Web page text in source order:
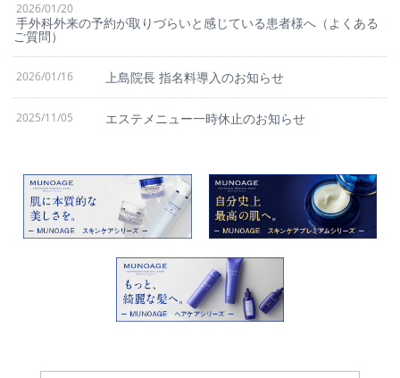
2026/01/20
手外科外来の予約が取りづらいと感じている患者様へ（よくある
ご質問）
2026/01/16 上島院長 指名料導入のお知らせ
2025/11/05 エステメニュー一時休止のお知らせ